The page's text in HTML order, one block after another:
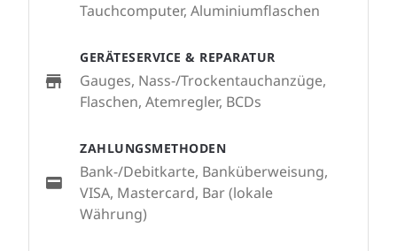
Tauchcomputer, Aluminiumflaschen
GERÄTESERVICE & REPARATUR
Gauges, Nass-/Trockentauchanzüge,
Flaschen, Atemregler, BCDs
ZAHLUNGSMETHODEN
Bank-/Debitkarte, Banküberweisung,
VISA, Mastercard, Bar (lokale
Währung)